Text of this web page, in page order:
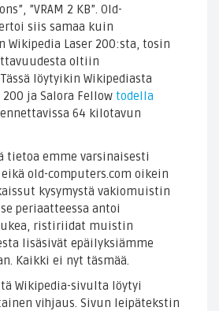
”VRAM 2 KB”. Old-
siis samaa kuin
Laser 200:sta, tosin
oltiin
löytyikin Wikipediasta
200 ja Salora Fellow todella
64 kilotavun
tietoa emme varsinaisesti
old-computers.com oikein
kysymystä vakiomuistin
periaatteessa antoi
ristiriidat muistin
lisäsivät epäilyksiämme
Kaikki ei nyt täsmää.
Wikipedia-sivulta löytyi
vihjaus. Sivun leipätekstin